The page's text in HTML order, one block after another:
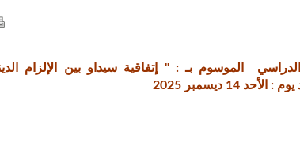
الموسوم بـ : " إتفاقية سيداو بين الإلزام
14 ديسمبر 2025